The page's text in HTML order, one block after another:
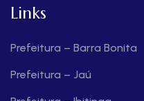
Links
Prefeitura – Barra Bonita
Prefeitura – Jaú